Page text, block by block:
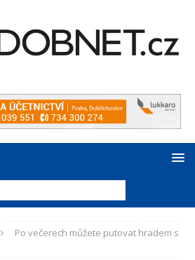
Po večerech můžete putovat hradem s